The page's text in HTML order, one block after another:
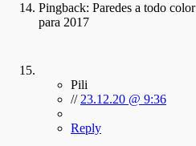
Pingback: Paredes a todo
para 2017
Pili
// 23.12.20 @ 9:36
Reply